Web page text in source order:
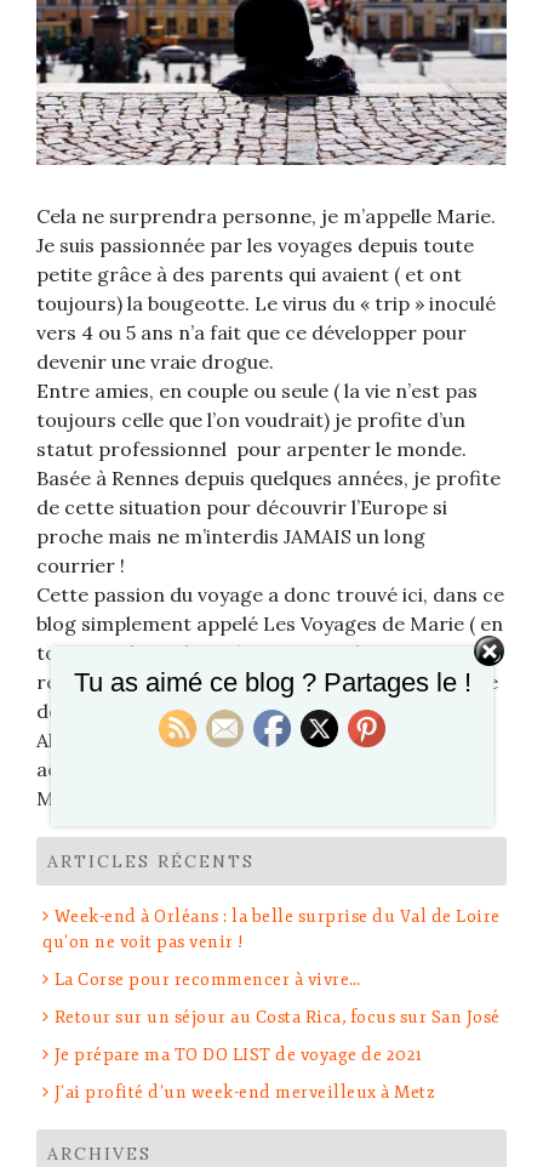
Cela ne surprendra personne, je m’appelle Marie.
Je suis passionnée par les voyages depuis toute
petite grâce à des parents qui avaient ( et ont
toujours) la bougeotte. Le virus du « trip » inoculé
vers 4 ou 5 ans n’a fait que ce développer pour
devenir une vraie drogue.
Entre amies, en couple ou seule ( la vie n’est pas
toujours celle que l’on voudrait) je profite d’un
statut professionnel pour arpenter le monde.
Basée à Rennes depuis quelques années, je profite
de cette situation pour découvrir l’Europe si
proche mais ne m’interdis JAMAIS un long
courrier !
Cette passion du voyage a donc trouvé ici, dans ce
blog simplement appelé Les Voyages de Marie ( en
toute modestie hein ?) un terrain de partage et de
rencontre, ce qui me semble être l’essence même
de ma passion.
Alors à bientôt ici ou dans un avion, un train, un
aéroport, un hôtel ou une plage…
Marie
ARTICLES RÉCENTS
Week-end à Orléans : la belle surprise du Val de Loire
qu’on ne voit pas venir !
La Corse pour recommencer à vivre…
Retour sur un séjour au Costa Rica, focus sur San José
Je prépare ma TO DO LIST de voyage de 2021
J’ai profité d’un week-end merveilleux à Metz
ARCHIVES
Tu as aimé ce blog ? Partages le !